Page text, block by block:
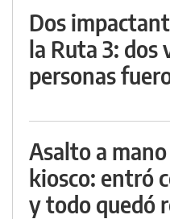
Dos
la Ruta 3: dos
personas
Asalto a
kiosco: entró
y todo quedó